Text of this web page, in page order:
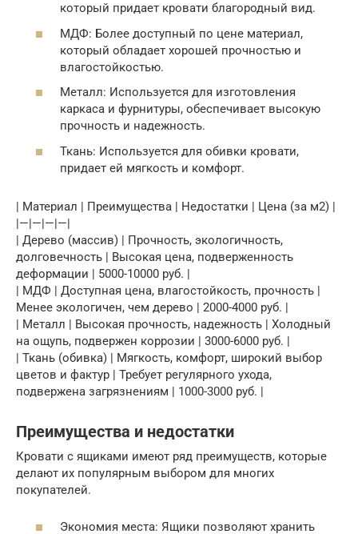
который придает кровати благородный вид.
МДФ: Более доступный по цене материал,
который обладает хорошей прочностью и
влагостойкостью.
Металл: Используется для изготовления
каркаса и фурнитуры, обеспечивает высокую
прочность и надежность.
Ткань: Используется для обивки кровати,
придает ей мягкость и комфорт.
| Материал | Преимущества | Недостатки | Цена (за м2) |
|—|—|—|—|
| Дерево (массив) | Прочность, экологичность,
долговечность | Высокая цена, подверженность
деформации | 5000-10000 руб. |
| МДФ | Доступная цена, влагостойкость, прочность |
Менее экологичен, чем дерево | 2000-4000 руб. |
| Металл | Высокая прочность, надежность | Холодный
на ощупь, подвержен коррозии | 3000-6000 руб. |
| Ткань (обивка) | Мягкость, комфорт, широкий выбор
цветов и фактур | Требует регулярного ухода,
подвержена загрязнениям | 1000-3000 руб. |
Преимущества и недостатки
Кровати с ящиками имеют ряд преимуществ, которые
делают их популярным выбором для многих
покупателей.
Экономия места: Ящики позволяют хранить